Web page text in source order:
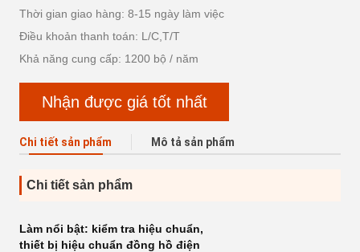
Thời gian giao hàng: 8-15 ngày làm việc
Điều khoản thanh toán: L/C,T/T
Khả năng cung cấp: 1200 bộ / năm
Nhận được giá tốt nhất
Chi tiết sản phẩm Mô tả sản phẩm
Chi tiết sản phẩm
Làm nổi bật: kiểm tra hiệu chuẩn,
thiết bị hiệu chuẩn đồng hồ điện